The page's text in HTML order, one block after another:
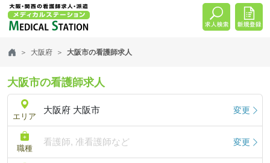
大阪府 大阪市の看護師求人
大阪市の看護師求人
エリア
大阪府 大阪市 変更
職種
看護師, 准看護師など 変更